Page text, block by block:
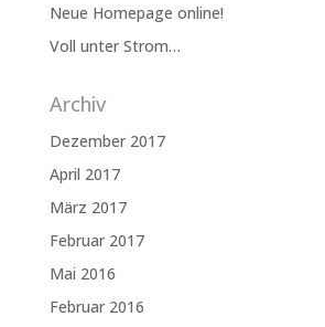
Neue Homepage online!
Voll unter Strom…
Archiv
Dezember 2017
April 2017
März 2017
Februar 2017
Mai 2016
Februar 2016